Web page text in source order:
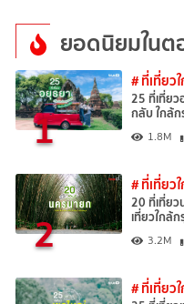
ยอดนิยมใน
1
# ที่เที่ยว
25 ที่เที่ยว
กลับ ใกล้ก
1.8M
2
# ที่เที่ยว
20 ที่เที่ยว
เที่ยวใกล้
3.2M
# ที่เที่ยว